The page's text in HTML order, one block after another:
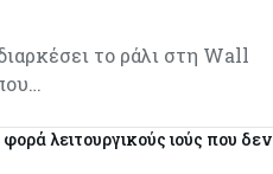
το ράλι στη Wall
λειτουργικούς ιούς που δεν